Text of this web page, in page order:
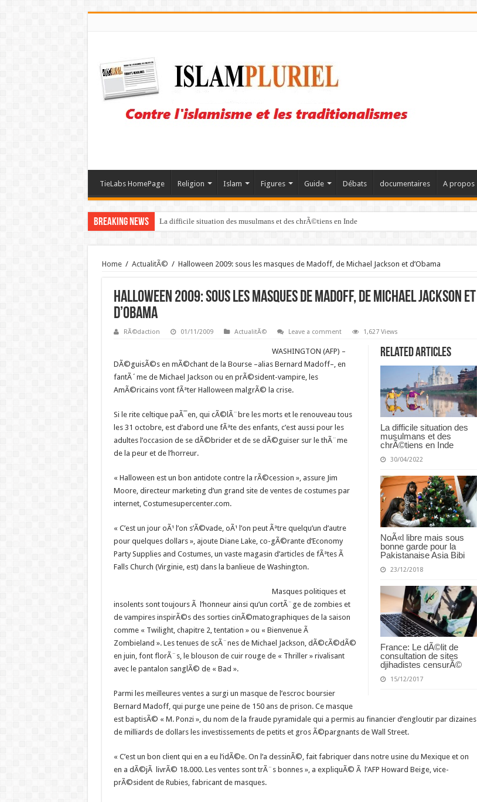
TieLabs HomePage Religion Islam Figures Guide Débats documentaires A propos
Breaking News La difficile situation des musulmans et des chrÃ©tiens en Inde
Home / ActualitÃ© / Halloween 2009: sous les masques de Madoff, de Michael Jackson et d’Obama
Halloween 2009: sous les masques de Madoff, de Michael Jackson et
d’Obama
RÃ©daction 01/11/2009 ActualitÃ© Leave a comment 1,627 Views
Related Articles
La difficile situation des
musulmans et des
chrÃ©tiens en Inde
30/04/2022
NoÃ«l libre mais sous
bonne garde pour la
Pakistanaise Asia Bibi
23/12/2018
France: Le dÃ©lit de
consultation de sites
djihadistes censurÃ©
15/12/2017
WASHINGTON (AFP) –
DÃ©guisÃ©s en mÃ©chant de la Bourse –alias Bernard Madoff–, en
fantÃ´me de Michael Jackson ou en prÃ©sident-vampire, les
AmÃ©ricains vont fÃªter Halloween malgrÃ© la crise.
Si le rite celtique paÃ¯en, qui cÃ©lÃ¨bre les morts et le renouveau tous
les 31 octobre, est d’abord une fÃªte des enfants, c’est aussi pour les
adultes l’occasion de se dÃ©brider et de se dÃ©guiser sur le thÃ¨me
de la peur et de l’horreur.
« Halloween est un bon antidote contre la rÃ©cession », assure Jim
Moore, directeur marketing d’un grand site de ventes de costumes par
internet, Costumesupercenter.com.
« C’est un jour oÃ¹ l’on s’Ã©vade, oÃ¹ l’on peut Ãªtre quelqu’un d’autre
pour quelques dollars », ajoute Diane Lake, co-gÃ©rante d’Economy
Party Supplies and Costumes, un vaste magasin d’articles de fÃªtes Ã
Falls Church (Virginie, est) dans la banlieue de Washington.
Masques politiques et
insolents sont toujours Ã l’honneur ainsi qu’un cortÃ¨ge de zombies et
de vampires inspirÃ©s des sorties cinÃ©matographiques de la saison
comme « Twilight, chapitre 2, tentation » ou « Bienvenue Ã
Zombieland ». Les tenues de scÃ¨nes de Michael Jackson, dÃ©cÃ©dÃ©
en juin, font florÃ¨s, le blouson de cuir rouge de « Thriller » rivalisant
avec le pantalon sanglÃ© de « Bad ».
Parmi les meilleures ventes a surgi un masque de l’escroc boursier
Bernard Madoff, qui purge une peine de 150 ans de prison. Ce masque
est baptisÃ© « M. Ponzi », du nom de la fraude pyramidale qui a permis au financier d’engloutir par dizaines
de milliards de dollars les investissements de petits et gros Ã©pargnants de Wall Street.
« C’est un bon client qui en a eu l’idÃ©e. On l’a dessinÃ©, fait fabriquer dans notre usine du Mexique et on
en a dÃ©jÃ livrÃ© 18.000. Les ventes sont trÃ¨s bonnes », a expliquÃ© Ã l’AFP Howard Beige, vice-
prÃ©sident de Rubies, fabricant de masques.